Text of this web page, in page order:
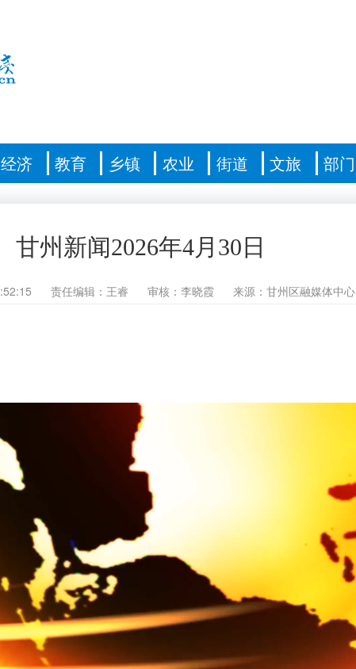
经济 教育 乡镇 农业 街道 文旅 部门
甘州新闻2026年4月30日
责任编辑：王睿 审核：李晓霞 来源：甘州区融媒体中心